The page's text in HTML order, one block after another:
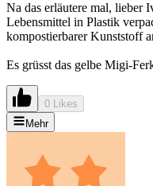
Na das erläutere mal, lieber
Lebensmittel in Plastik
kompostierbarer Kunststoff
Es grüsst das gelbe Migi-
0 Likes
Mehr